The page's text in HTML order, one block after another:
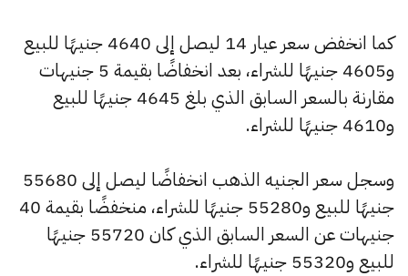
كما انخفض سعر عيار 14 ليصل إلى 4640 جنيهًا للبيع
و4605 جنيهًا للشراء، بعد انخفاضًا بقيمة 5 جنيهات
مقارنة بالسعر السابق الذي بلغ 4645 جنيهًا للبيع
و4610 جنيهًا للشراء.
وسجل سعر الجنيه الذهب انخفاضًا ليصل إلى 55680
جنيهًا للبيع و55280 جنيهًا للشراء، منخفضًا بقيمة 40
جنيهات عن السعر السابق الذي كان 55720 جنيهًا
للبيع و55320 جنيهًا للشراء.